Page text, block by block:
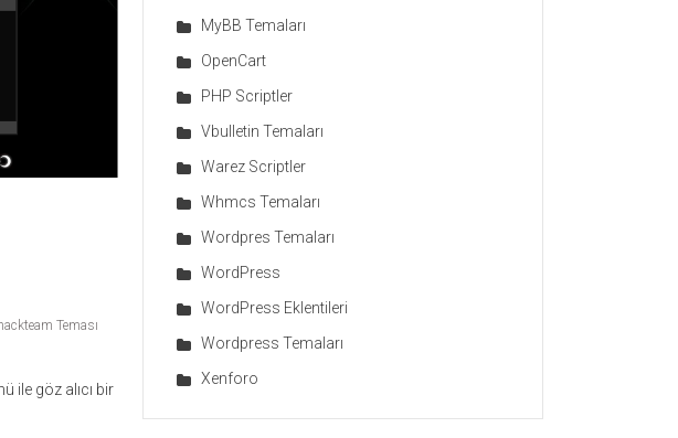
Teması
ile göz alıcı bir
MyBB Temaları
OpenCart
PHP Scriptler
Vbulletin Temaları
Warez Scriptler
Whmcs Temaları
Wordpres Temaları
WordPress
WordPress Eklentileri
Wordpress Temaları
Xenforo